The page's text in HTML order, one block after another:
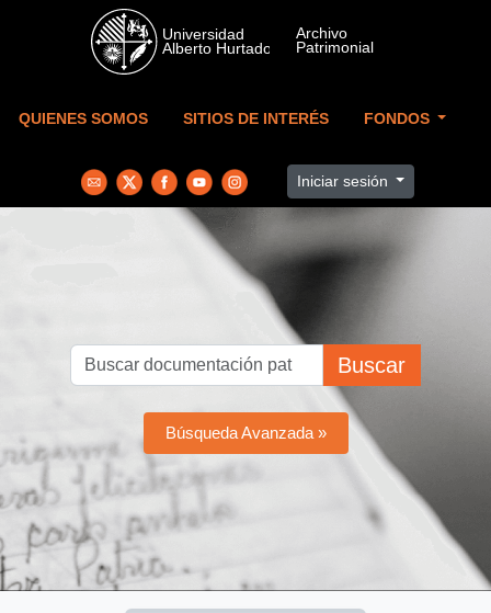
Skip to main content
QUIENES SOMOS SITIOS DE INTERÉS FONDOS
Iniciar sesión
Buscar
Búsqueda Avanzada »